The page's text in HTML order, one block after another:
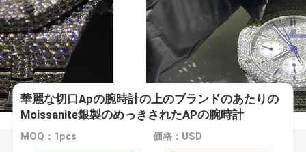
華麗な切口Apの腕時計の上のブランドのあたりの
Moissanite銀製のめっきされたAPの腕時計
MOQ：1pcs 価格：USD